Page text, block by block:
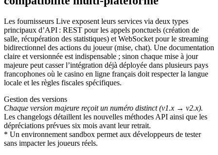
Les fournisseurs Live exposent leurs services via deux types
principaux d’API : REST pour les appels ponctuels (création de
salle, récupération des statistiques) et WebSocket pour le streaming
bidirectionnel des actions du joueur (mise, chat). Une documentation
claire et versionnée est indispensable ; sinon chaque mise à jour
majeure peut casser l’intégration déjà déployée dans plusieurs pays
francophones où le casino en ligne français doit respecter la langue
locale et les règles fiscales spécifiques.
Gestion des versions
Chaque version majeure reçoit un numéro distinct (v1.x → v2.x).
Les changelogs détaillent les nouvelles méthodes API ainsi que les
dépréciations prévues six mois avant leur retrait.
* Un environnement sandbox permet aux développeurs de tester
sans impacter les joueurs réels.